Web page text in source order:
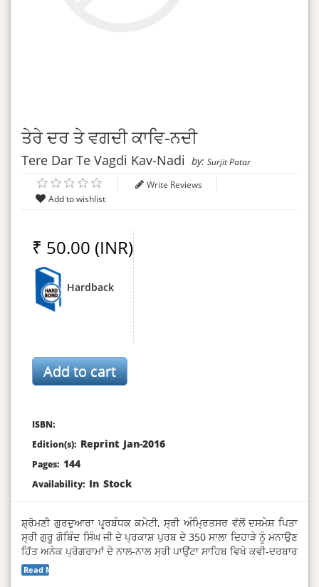
ਤੇਰੇ ਦਰ ਤੇ ਵਗਦੀ ਕਾਵਿ-ਨਦੀ
Tere Dar Te Vagdi Kav-Nadi by: Surjit Patar
Write Reviews
₹ 50.00 (INR)
Hardback
ISBN:
Edition(s): Reprint Jan-2016
Pages: 144
Availability: In Stock
ਸ਼੍ਰੋਮਣੀ ਗੁਰਦੁਆਰਾ ਪ੍ਰ੍ਰਬੰਧਕ ਕਮੇਟੀ, ਸ੍ਰੀ ਅੰਮ੍ਰਿਤਸਰ ਵੱਲੋਂ ਦਸਮੇਸ਼ ਪਿਤਾ
ਸ੍ਰੀ ਗੁਰੂ ਗੋਬਿੰਦ ਸਿੰਘ ਜੀ ਦੇ ਪ੍ਰਕਾਸ਼ ਪੁਰਬ ਦੇ 350 ਸਾਲਾ ਦਿਹਾੜੇ ਨੂੰ ਮਨਾਉਣ
ਹਿੱਤ ਅਨੇਕ ਪ੍ਰੋਗਰਾਮਾਂ ਦੇ ਨਾਲ-ਨਾਲ ਸ੍ਰੀ ਪਾਉਂਟਾ ਸਾਹਿਬ ਵਿਖੇ ਕਵੀ-ਦਰਬਾਰ
ਦਾ ਆਯੋਜਨ ਕੀਤਾ ਗਿਆ ਸੀ, ਜਿਸ ਵਿਚ 52 ਕਵੀਆਂ ਦੀ ਚੋਣ ਕਰਕੇ ਉਨ੍ਹਾਂ
ਦੀਆਂ ਗੁਰੂ ਸਾਹਿਬ ਦੇ ਜੀਵਨ ਦੇ ਵਿਸ਼ੇਸ਼ ਪੱਖਾਂ ’ਤੇ ਚਾਨਣ ਪਾਉਂਦੀਆਂ ਕਵਿਤਾਵਾਂ ਨੂੰ
Read More...